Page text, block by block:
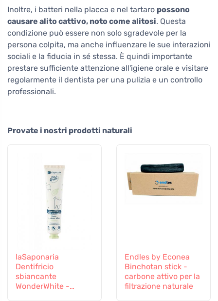
Inoltre, i batteri nella placca e nel tartaro possono
causare alito cattivo, noto come alitosi. Questa
condizione può essere non solo sgradevole per la
persona colpita, ma anche influenzare le sue interazioni
sociali e la fiducia in sé stessa. È quindi importante
prestare sufficiente attenzione all'igiene orale e visitare
regolarmente il dentista per una pulizia e un controllo
professionali.
Provate i nostri prodotti naturali
laSaponaria
Dentifricio
sbiancante
WonderWhite -
Endles by Econea
Binchotan stick -
carbone attivo per la
filtrazione naturale